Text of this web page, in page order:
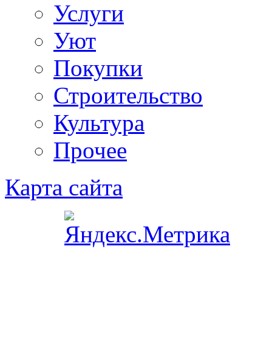
Услуги
Уют
Покупки
Строительство
Культура
Прочее
Карта сайта